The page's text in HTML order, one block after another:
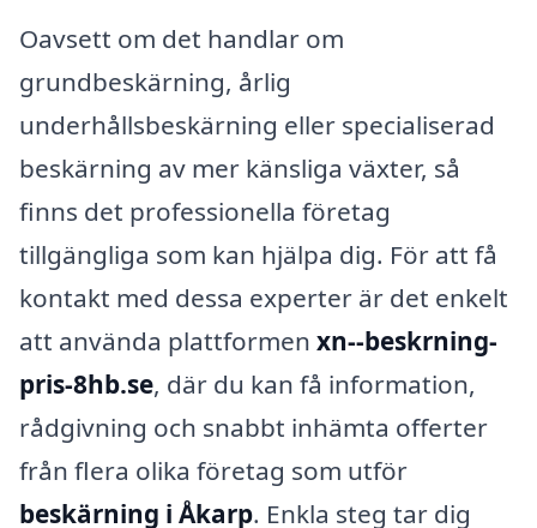
Oavsett om det handlar om
grundbeskärning, årlig
underhållsbeskärning eller specialiserad
beskärning av mer känsliga växter, så
finns det professionella företag
tillgängliga som kan hjälpa dig. För att få
kontakt med dessa experter är det enkelt
att använda plattformen xn--beskrning-
pris-8hb.se, där du kan få information,
rådgivning och snabbt inhämta offerter
från flera olika företag som utför
beskärning i Åkarp. Enkla steg tar dig